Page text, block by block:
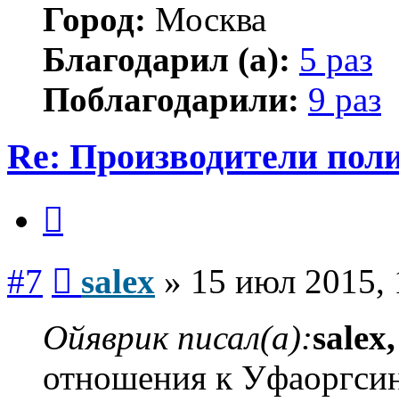
Город: Москва
Благодарил (а): 5 раз
Поблагодарили: 9 раз
Re: Производители
#7 salex » 15 июл 2015,
Ойяврик писал(а):salex,
отношения к